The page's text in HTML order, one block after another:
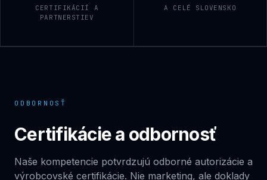
CERTIFIKÁCIÍ A
PARTNERSTIEV
A CELÉ SLOVENSKO
ODBORNOSŤ
Certifikácie a odbornosť
Naše kompetencie potvrdzujú odborné autorizácie a
výrobcovské certifikácie. Nie marketing, ale doklady